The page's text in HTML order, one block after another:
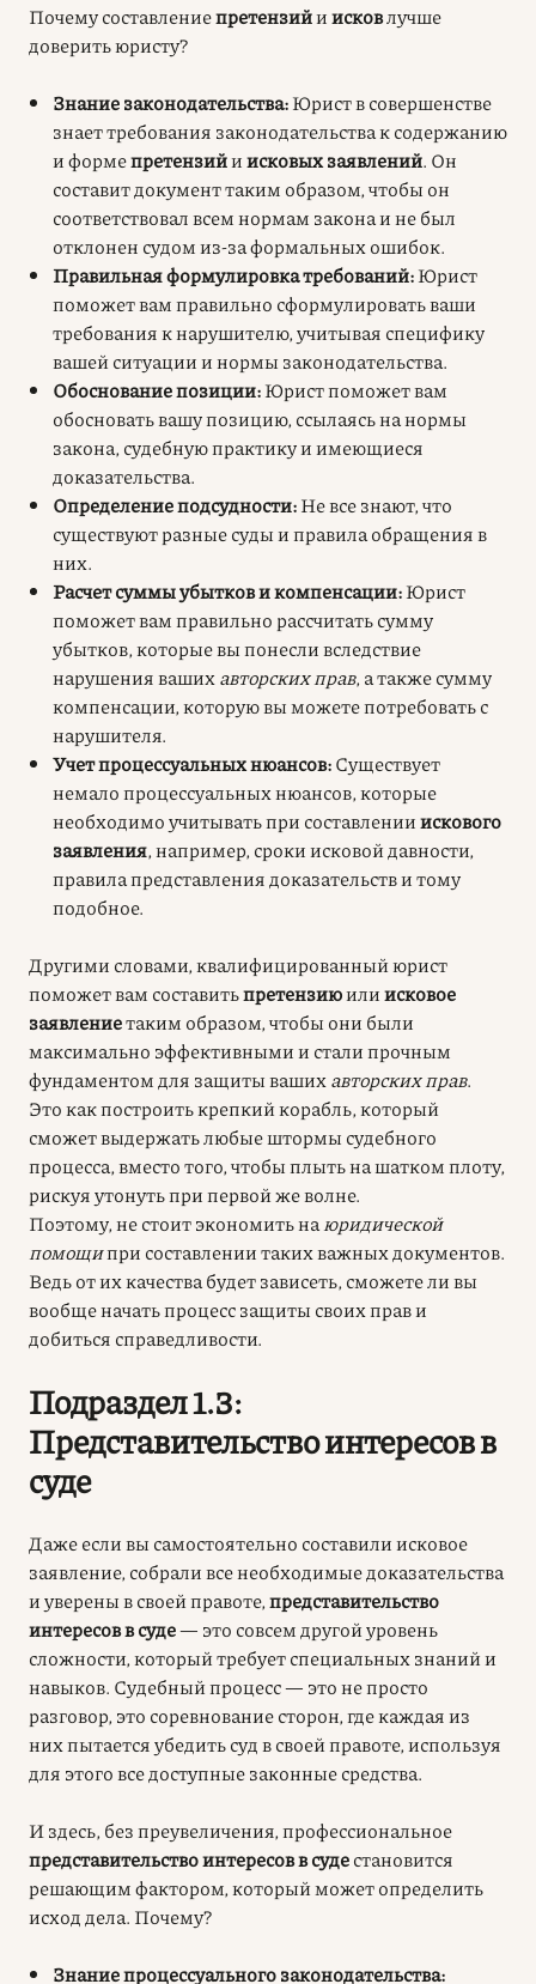
Почему составлениепретензийиисковлучше
доверить юристу?
Знание законодательства:Юрист в совершенстве
знает требования законодательства к содержанию
и формепретензийиисковых заявлений. Он
составит документ таким образом, чтобы он
соответствовал всем нормам закона и не был
отклонен судом из-за формальных ошибок.
Правильная формулировка требований:Юрист
поможет вам правильно сформулировать ваши
требования к нарушителю, учитывая специфику
вашей ситуации и нормы законодательства.
Обоснование позиции:Юрист поможет вам
обосновать вашу позицию, ссылаясь на нормы
закона, судебную практику и имеющиеся
доказательства.
Определение подсудности:Не все знают, что
существуют разные суды и правила обращения в
них.
Расчет суммы убытков и компенсации:Юрист
поможет вам правильно рассчитать сумму
убытков, которые вы понесли вследствие
нарушения ваших авторских прав, а также сумму
компенсации, которую вы можете потребовать с
нарушителя.
Учет процессуальных нюансов:Существует
немало процессуальных нюансов, которые
необходимо учитывать при составленииискового
заявления, например, сроки исковой давности,
правила представления доказательств и тому
подобное.
Другими словами, квалифицированный юрист
поможет вам составитьпретензиюилиисковое
заявлениетаким образом, чтобы они были
максимально эффективными и стали прочным
фундаментом для защиты ваших авторских прав.
Это как построить крепкий корабль, который
сможет выдержать любые штормы судебного
процесса, вместо того, чтобы плыть на шатком плоту,
рискуя утонуть при первой же волне.
Поэтому, не стоит экономить на юридической
помощипри составлении таких важных документов.
Ведь от их качества будет зависеть, сможете ли вы
вообще начать процесс защиты своих прав и
добиться справедливости.
Подраздел 1.3:
Представительство интересов в
суде
Даже если вы самостоятельно составили исковое
заявление, собрали все необходимые доказательства
и уверены в своей правоте,представительство
интересов в суде— это совсем другой уровень
сложности, который требует специальных знаний и
навыков. Судебный процесс — это не просто
разговор, это соревнование сторон, где каждая из
них пытается убедить суд в своей правоте, используя
для этого все доступные законные средства.
И здесь, без преувеличения, профессиональное
представительство интересов в судестановится
решающим фактором, который может определить
исход дела. Почему?
Знание процессуального законодательства: